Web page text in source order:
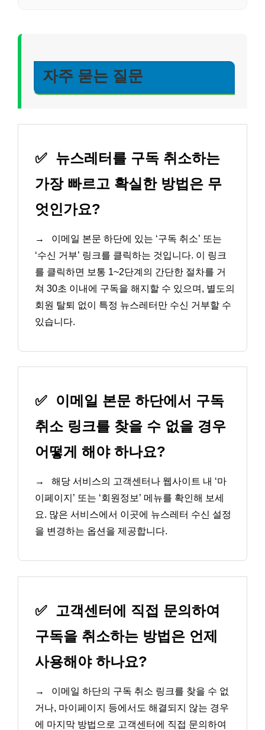
자주 묻는 질문
✅ 뉴스레터를 구독 취소하는
가장 빠르고 확실한 방법은 무
엇인가요?
→
이메일 본문 하단에 있는 ‘구독 취소’ 또는
‘수신 거부’ 링크를 클릭하는 것입니다. 이 링크
를 클릭하면 보통 1~2단계의 간단한 절차를 거
쳐 30초 이내에 구독을 해지할 수 있으며, 별도의
회원 탈퇴 없이 특정 뉴스레터만 수신 거부할 수
있습니다.
✅
이메일 본문 하단에서 구독
취소 링크를 찾을 수 없을 경우
어떻게 해야 하나요?
→
해당 서비스의 고객센터나 웹사이트 내 ‘마
이페이지’ 또는 ‘회원정보’ 메뉴를 확인해 보세
요. 많은 서비스에서 이곳에 뉴스레터 수신 설정
을 변경하는 옵션을 제공합니다.
✅ 고객센터에 직접 문의하여
구독을 취소하는 방법은 언제
사용해야 하나요?
→
이메일 하단의 구독 취소 링크를 찾을 수 없
거나, 마이페이지 등에서도 해결되지 않는 경우
에 마지막 방법으로 고객센터에 직접 문의하여